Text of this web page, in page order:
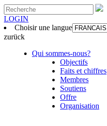
LOGIN
Choisir une langue
zurück
Qui sommes-nous?
Objectifs
Faits et chiffres
Membres
Soutiens
Offre
Organisation